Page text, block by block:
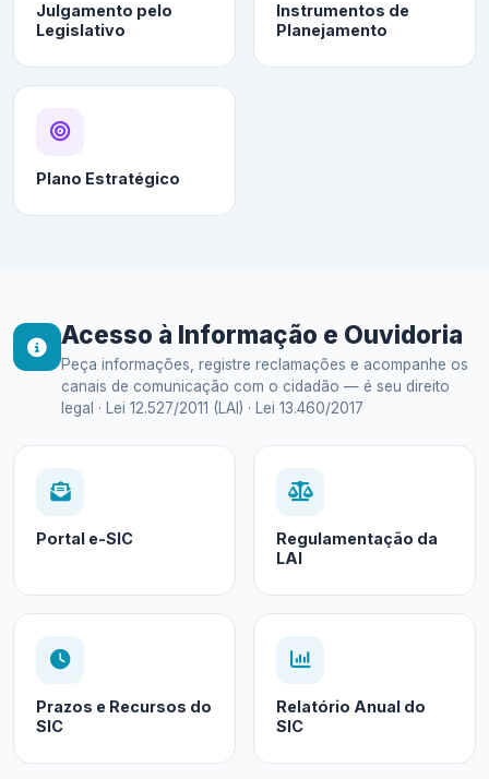
Julgamento pelo
Legislativo
Instrumentos de
Planejamento
Plano Estratégico
Acesso à Informação e Ouvidoria
Peça informações, registre reclamações e acompanhe os
canais de comunicação com o cidadão — é seu direito
legal · Lei 12.527/2011 (LAI) · Lei 13.460/2017
Portal e-SIC
Regulamentação da
LAI
Prazos e Recursos do
SIC
Relatório Anual do
SIC